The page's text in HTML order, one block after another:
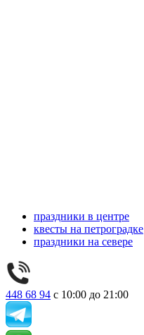
праздники в центре
квесты на петроградке
праздники на севере
448 68 94 с 10:00 до 21:00